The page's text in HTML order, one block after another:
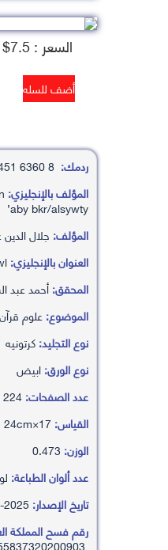
السعر : 7.5$
ردمك:
المؤلف بالإنجليزي:
’aby bkr/alsywty
المؤلف: جلال
العنوان بالإنجليزي:
المحقق:أحمد عبد
الموضوع:علوم قرآن
نوع التجليد:كرتونيه
نوع الورق:ابيض
عدد الصفحات:
القياس:
الوزن:
عدد ألوان الطباعة:
تاريخ الإصدار:
رقم فسح المملكة